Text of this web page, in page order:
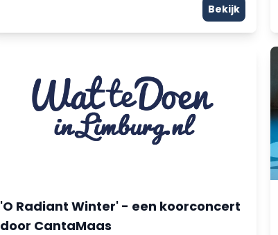
Bekijk
'O Radiant Winter' - een koorconcert
door CantaMaas